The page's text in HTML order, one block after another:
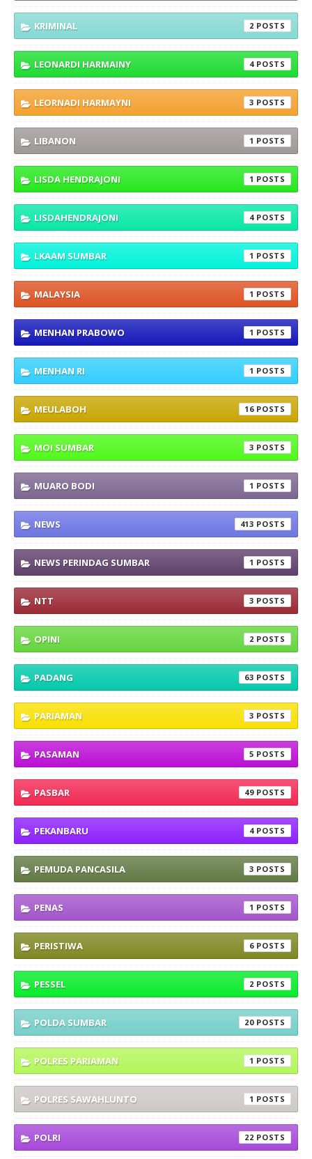
KRIMINAL 2
LEONARDI HARMAINY 4
LEORNADI HARMAYNI 3
LIBANON 1
LISDA HENDRAJONI 1
LISDAHENDRAJONI 4
LKAAM SUMBAR 1
MALAYSIA 1
MENHAN PRABOWO 1
MENHAN RI 1
MEULABOH 16
MOI SUMBAR 3
MUARO BODI 1
NEWS 413
NEWS PERINDAG SUMBAR 1
NTT 3
OPINI 2
PADANG 63
PARIAMAN 3
PASAMAN 5
PASBAR 49
PEKANBARU 4
PEMUDA PANCASILA 3
PENAS 1
PERISTIWA 6
PESSEL 2
POLDA SUMBAR 20
POLRES PARIAMAN 1
POLRES SAWAHLUNTO 1
POLRI 22